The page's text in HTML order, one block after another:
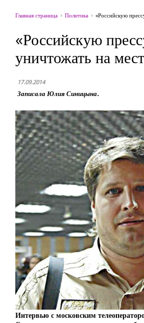
Главная страница Политика «Российскую
«Российскую
уничтожать на
17.09.2014
Записала Юлия Синицына.
Интервью с московским